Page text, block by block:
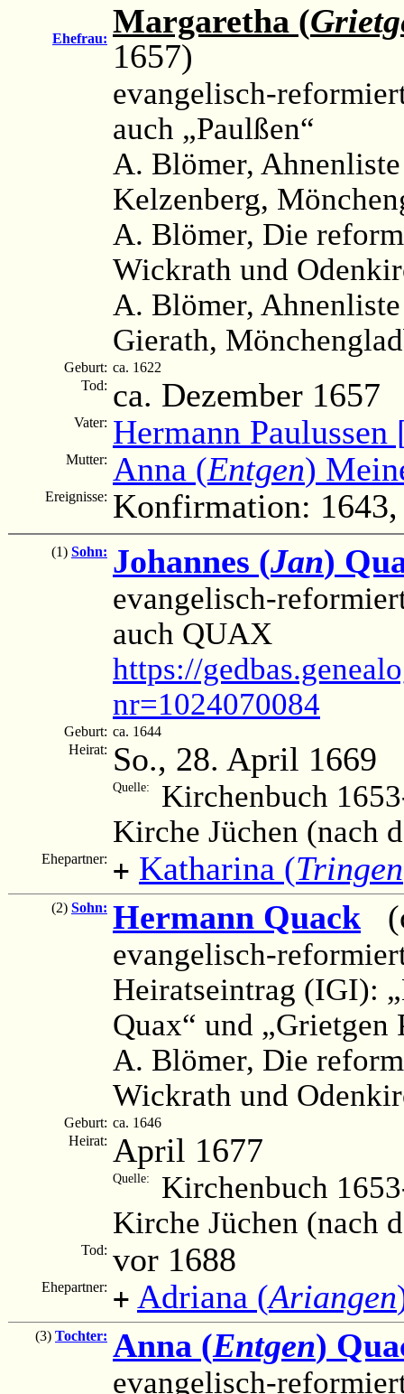
Ehefrau: Margaretha (
1657)
evangelisch-
auch „Paulßen“
A. Blömer,
Kelzenberg,
A. Blömer, Die
Wickrath und
A. Blömer,
Gierath,
Geburt: ca. 1622
Tod: ca. Dezember 1657
Vater: Hermann Paulussen
Mutter: Anna (Entgen)
Ereignisse: Konfirmation:
(1) Sohn: Johannes (Jan)
evangelisch-
auch QUAX
https://
nr=1024070084
Geburt: ca. 1644
Heirat: So., 28. April 1669
Quelle:
Kirchenbuch
Kirche Jüchen (nach
Ehepartner: + Katharina (Tringen
(2) Sohn: Hermann Quack
evangelisch-
Heiratseintrag (IGI):
Quax“ und „Grietgen
A. Blömer, Die
Wickrath und
Geburt: ca. 1646
Heirat: April 1677
Quelle:
Kirchenbuch
Kirche Jüchen (nach
Tod: vor 1688
Ehepartner: + Adriana (Ariangen
(3) Tochter: Anna (Entgen)
evangelisch-